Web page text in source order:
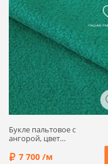
Букле пальтовое с
ангорой, цвет
7 700 /м